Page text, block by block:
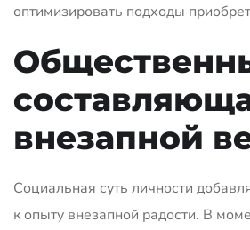
оптимизировать подходы
внезапной
Социальная суть личности
к опыту внезапной радости. В